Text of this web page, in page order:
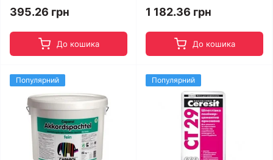
395.26 грн
До кошика
1 182.36 грн
До кошика
Популярний Популярний